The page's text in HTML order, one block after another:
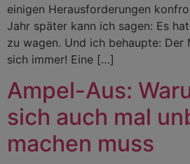
einigen Herausforderungen
Jahr später kann ich sagen: Es
zu wagen. Und ich behaupte: Der
sich immer! Eine […]
Ampel-Aus:
sich auch mal
machen muss